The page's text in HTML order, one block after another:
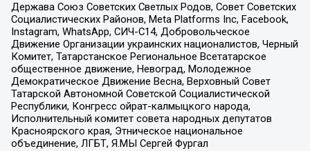
Держава Союз Советских Светлых Родов, Совет Советских
Социалистических Районов, Meta Platforms Inc, Facebook,
Instagram, WhatsApp, СИЧ-С14, Добровольческое
Движение Организации украинских националистов, Черный
Комитет, Татарстанское Региональное Всетатарское
общественное движение, Невоград, Молодежное
Демократическое Движение Весна, Верховный Совет
Татарской Автономной Советской Социалистической
Республики, Конгресс ойрат-калмыцкого народа,
Исполнительный комитет совета народных депутатов
Красноярского края, Этническое национальное
объединение, ЛГБТ, Я.МЫ Сергей Фургал